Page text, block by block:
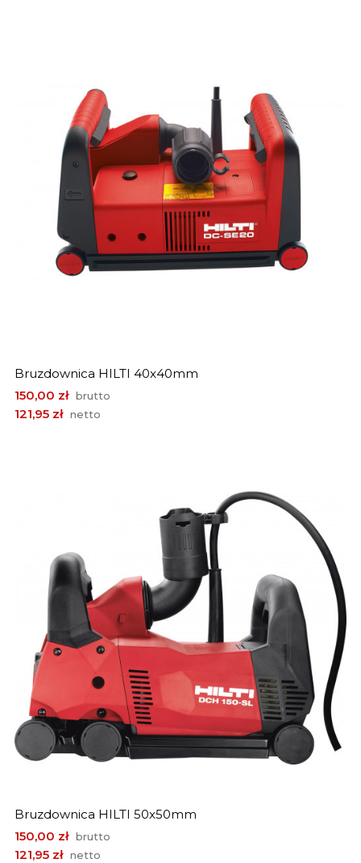
Bruzdownica HILTI 40x40mm
Cena
150,00 zł brutto
121,95 zł netto
Bruzdownica HILTI 50x50mm
Cena
150,00 zł brutto
121,95 zł netto